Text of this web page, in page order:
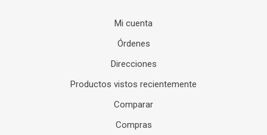
Mi cuenta
Órdenes
Direcciones
Productos vistos recientemente
Comparar
Compras